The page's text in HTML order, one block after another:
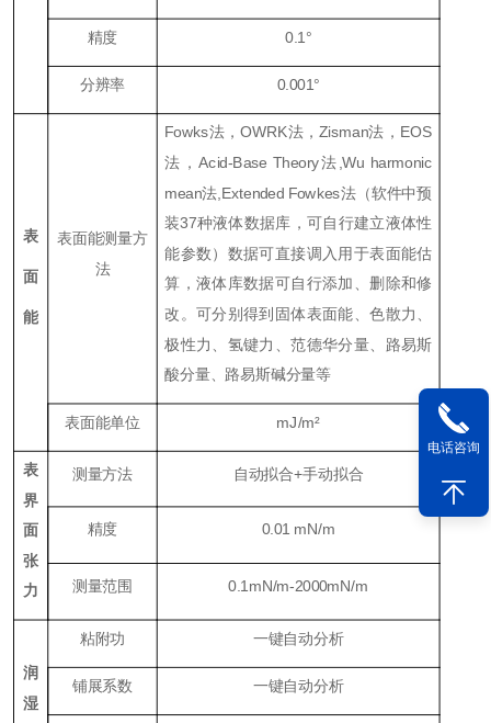
精度 0.1°
分辨率 0.001°
表
面
能
表面能测量方
法
Fowks法，OWRK法，Zisman法，EOS
法，Acid-Base Theory法,Wu harmonic
mean法,Extended Fowkes法（软件中预
装37种液体数据库，可自行建立液体性
能参数）数据可直接调入用于表面能估
算，液体库数据可自行添加、删除和修
改。可分别得到固体表面能、色散力、
极性力、氢键力、范德华分量、路易斯
酸分量、路易斯碱分量等
表面能单位 mJ/m²
表
界
面
张
力
测量方法 自动拟合+手动拟合
精度 0.01 mN/m
测量范围 0.1mN/m-2000mN/m
润
湿
粘附功 一键自动分析
铺展系数 一键自动分析
电话咨询